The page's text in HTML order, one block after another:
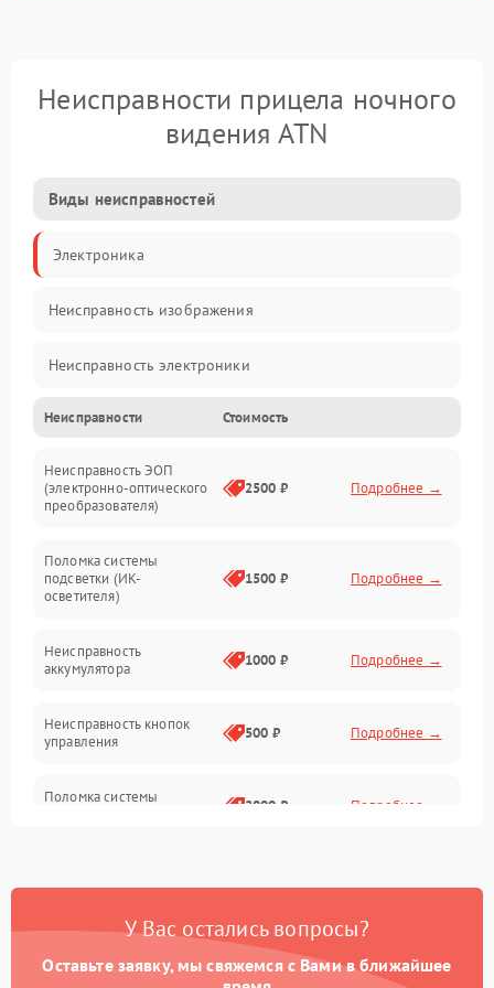
Неисправности прицела ночного
видения ATN
Виды неисправностей
Электроника
Неисправность изображения
Неисправность электроники
Механические повреждения
Неисправность управления
Оптика
Неисправности Стоимость
Неисправность ЭОП
(электронно-оптического
преобразователя)
2500 ₽ Подробнее →
Поломка системы
подсветки (ИК-
осветителя)
1500 ₽ Подробнее →
Неисправность
аккумулятора
1000 ₽ Подробнее →
Неисправность кнопок
управления
500 ₽ Подробнее →
Поломка системы
2000 ₽ Подробнее →
защиты от перегрузок
Неисправность системы
автоматического
отключения
1000 ₽ Подробнее →
У Вас остались вопросы?
Оставьте заявку, мы свяжемся с Вами в ближайшее